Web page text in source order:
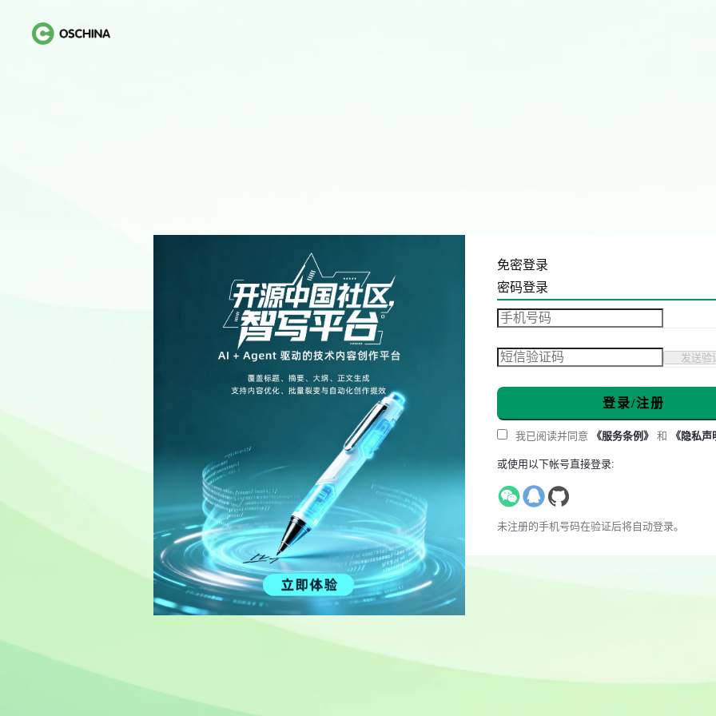
免密登录
密码登录
发送验
登录/注册
我已阅读并同意 《服务条例》 和 《隐私声
或使用以下帐号直接登录:
未注册的手机号码在验证后将自动登录。